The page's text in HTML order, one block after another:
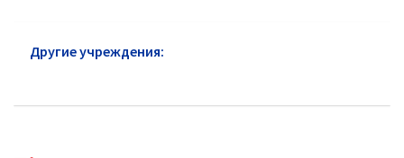
Другие учреждения: